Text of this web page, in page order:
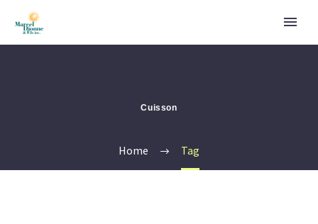
Cuisson
Home Tag